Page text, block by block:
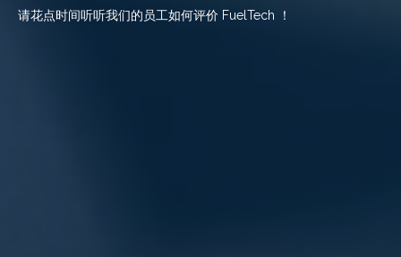
请花点时间听听我们的员工如何评价 FuelTech ！